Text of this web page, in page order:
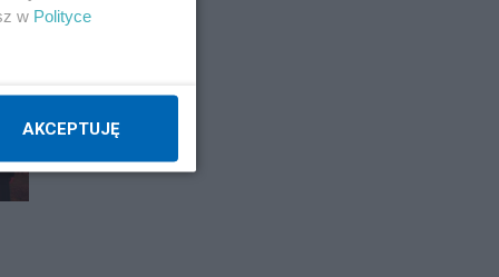
w Polityce
AKCEPTUJĘ